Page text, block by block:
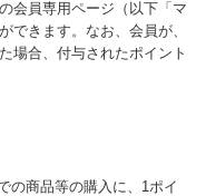
会員専用ページ（以下「マ
できます。なお、会員が、
場合、付与されたポイント
の商品等の購入に、1ポイ